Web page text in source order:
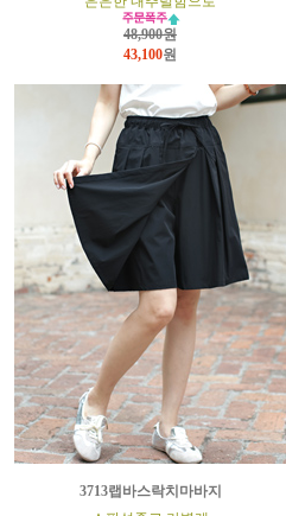
48,900원
43,100원
3713랩바스락치마바지